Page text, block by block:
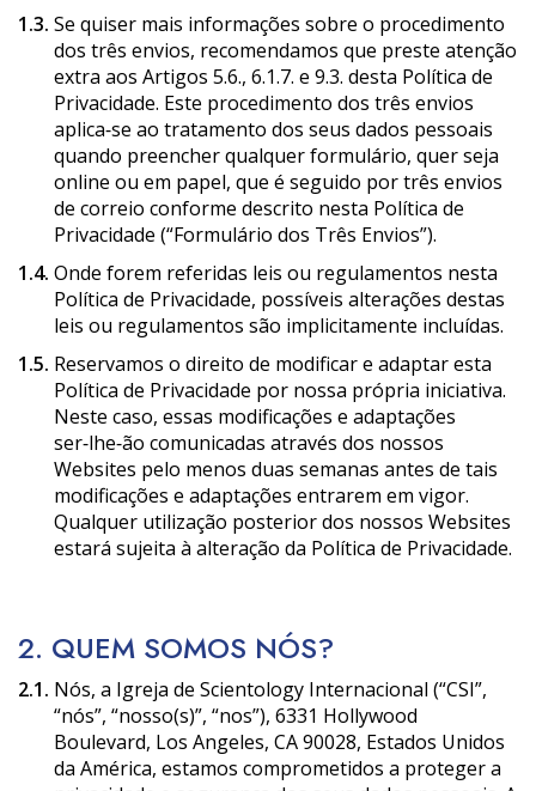
1.3. Se quiser mais informações sobre o procedimento
dos três envios, recomendamos que preste atenção
extra aos Artigos 5.6., 6.1.7. e 9.3. desta Política de
Privacidade. Este procedimento dos três envios
aplica‑se ao tratamento dos seus dados pessoais
quando preencher qualquer formulário, quer seja
online ou em papel, que é seguido por três envios
de correio conforme descrito nesta Política de
Privacidade (“Formulário dos Três Envios”).
1.4. Onde forem referidas leis ou regulamentos nesta
Política de Privacidade, possíveis alterações destas
leis ou regulamentos são implicitamente incluídas.
1.5. Reservamos o direito de modificar e adaptar esta
Política de Privacidade por nossa própria iniciativa.
Neste caso, essas modificações e adaptações
ser‑lhe‑ão comunicadas através dos nossos
Websites pelo menos duas semanas antes de tais
modificações e adaptações entrarem em vigor.
Qualquer utilização posterior dos nossos Websites
estará sujeita à alteração da Política de Privacidade.
2. QUEM SOMOS NÓS?
2.1. Nós, a Igreja de Scientology Internacional (“CSI”,
“nós”, “nosso(s)”, “nos”), 6331 Hollywood
Boulevard, Los Angeles, CA 90028, Estados Unidos
da América, estamos comprometidos a proteger a